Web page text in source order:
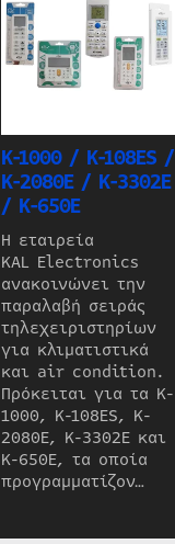
K-1000 / K-108ES /
K-2080E / K-3302E
/ K-650E
Η εταιρεία
KAL Electronics
ανακοινώνει την
παραλαβή σειράς
τηλεχειριστηρίων
για κλιματιστικά
και air condition.
Πρόκειται για τα K-
1000, K-108ES, K-
2080E, K-3302E και
K-650E, τα οποία
προγραμματίζον…